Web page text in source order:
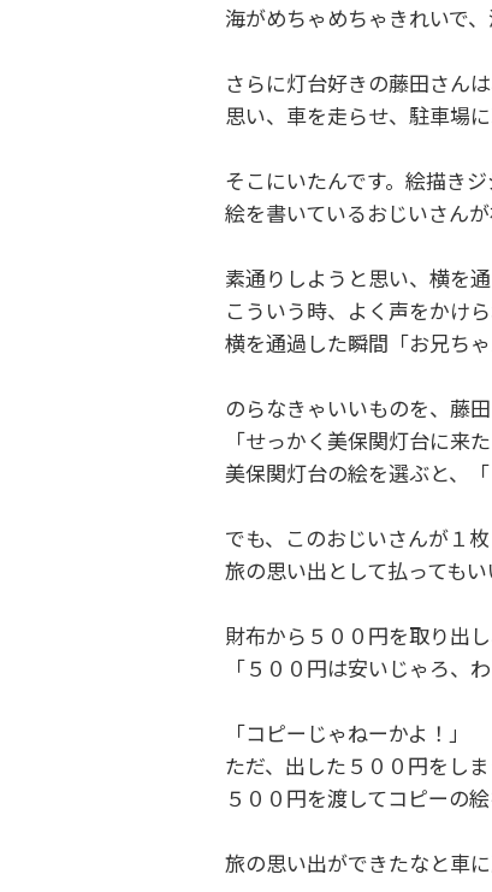
海がめちゃめちゃきれいで、
さらに灯台好きの藤田さん
思い、車を走らせ、駐車場
そこにいたんです。絵描きジ
絵を書いているおじいさん
素通りしようと思い、横を通
こういう時、よく声をかけら
横を通過した瞬間「お兄ち
のらなきゃいいものを、藤
「せっかく美保関灯台に来
美保関灯台の絵を選ぶと、
でも、このおじいさんが１
旅の思い出として払っても
財布から５００円を取り出
「５００円は安いじゃろ、
「コピーじゃねーかよ！」
ただ、出した５００円をし
５００円を渡してコピーの
旅の思い出ができたなと車